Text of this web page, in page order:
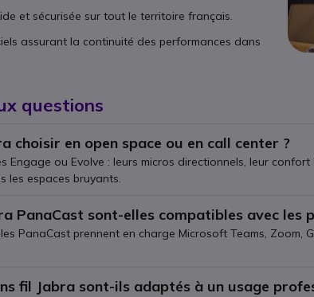
et sécurisée sur tout le territoire français.
assurant la continuité des performances dans
questions
choisir en open space ou en call center ?
Engage ou Evolve : leurs micros directionnels, leur
les espaces bruyants.
PanaCast sont-elles compatibles avec les
PanaCast prennent en charge Microsoft Teams,
fil Jabra sont-ils adaptés à un usage